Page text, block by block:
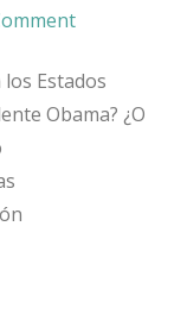
Estados
Obama? ¿O